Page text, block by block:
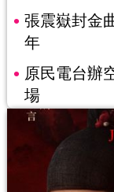
張震嶽封金
年
原民電台辦
場